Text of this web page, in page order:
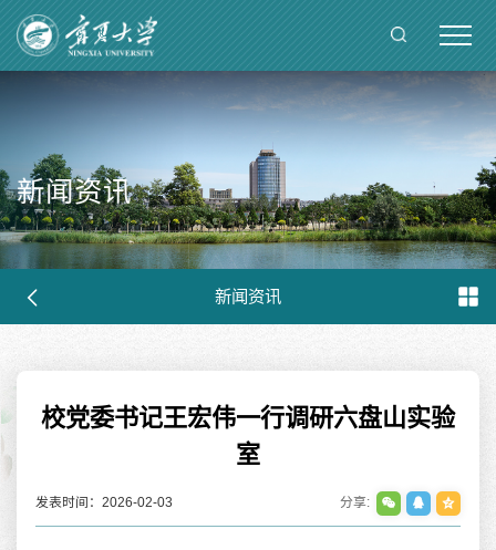
新闻资讯
新闻资讯
校党委书记王宏伟一行调研六盘山实验
室
发表时间：2026-02-03 分享: